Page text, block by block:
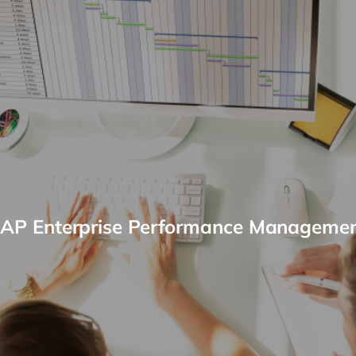
Enterprise Performance